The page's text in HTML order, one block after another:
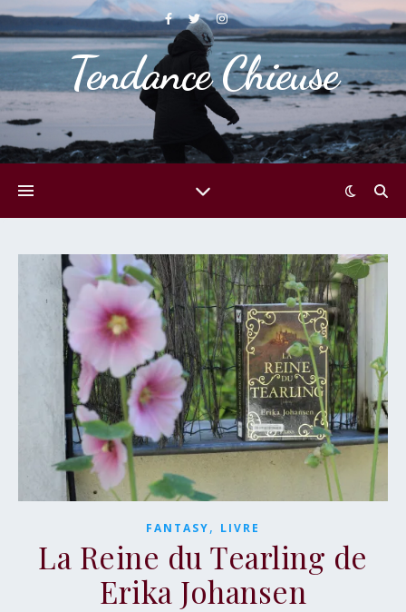
Tendance Chieuse
FANTASY, LIVRE
La Reine du Tearling de
Erika Johansen